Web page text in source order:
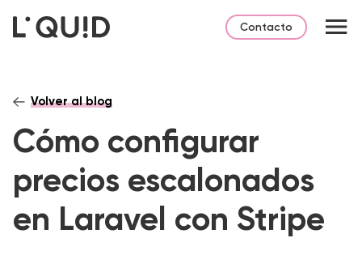
Contacto
Volver al blog
Cómo configurar
precios escalonados
en Laravel con Stripe